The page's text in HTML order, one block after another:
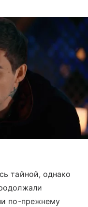
тайной, однако
по-прежнему